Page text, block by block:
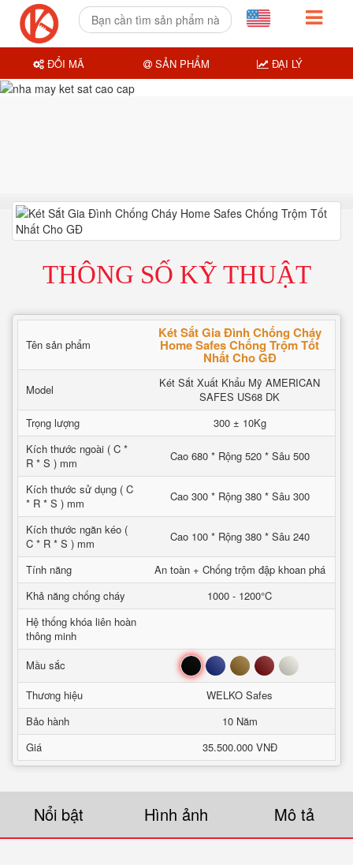
THÔNG SỐ KỸ THUẬT
Tên sản phẩm
Két Sắt Gia Đình Chống Cháy
Home Safes Chống Trộm Tốt
Nhất Cho GĐ
Model
Két Sắt Xuất Khẩu Mỹ AMERICAN
SAFES US68 DK
Trọng lượng
300 ± 10Kg
Kích thước ngoài ( C *
R * S ) mm
Cao 680 * Rộng 520 * Sâu 500
Kích thước sử dụng ( C
* R * S ) mm
Cao 300 * Rộng 380 * Sâu 300
Kích thước ngăn kéo (
C * R * S ) mm
Cao 100 * Rộng 380 * Sâu 240
Tính năng
An toàn + Chống trộm đập khoan phá
Khả năng chống cháy
1000 - 1200°C
Hệ thống khóa liên hoàn
thông minh
Mầu sắc
Đen Xanh Nâu Đỏ Trắng
Thương hiệu
WELKO Safes
Bảo hành
10 Năm
Giá
35.500.000 VNĐ
Nổi bật Hình ảnh Mô tả
ĐỔI MÃ SẢN PHẨM ĐẠI LÝ